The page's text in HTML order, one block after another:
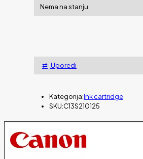
Nema na stanju
Uporedi
Kategorija:Ink cartridge
SKU:C13S210125